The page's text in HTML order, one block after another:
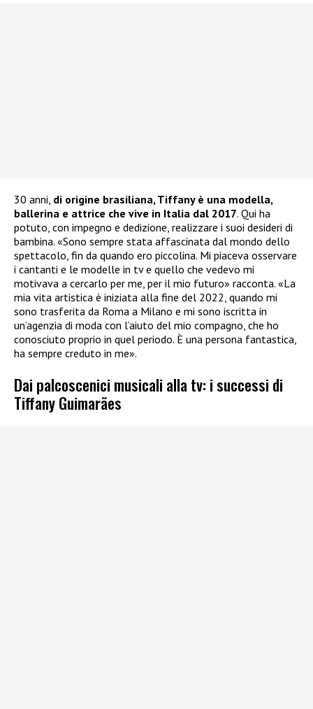
30 anni, di origine brasiliana, Tiffany è una modella,
ballerina e attrice che vive in Italia dal 2017. Qui ha
potuto, con impegno e dedizione, realizzare i suoi desideri di
bambina. «Sono sempre stata affascinata dal mondo dello
spettacolo, fin da quando ero piccolina. Mi piaceva osservare
i cantanti e le modelle in tv e quello che vedevo mi
motivava a cercarlo per me, per il mio futuro» racconta. «La
mia vita artistica è iniziata alla fine del 2022, quando mi
sono trasferita da Roma a Milano e mi sono iscritta in
un’agenzia di moda con l’aiuto del mio compagno, che ho
conosciuto proprio in quel periodo. È una persona fantastica,
ha sempre creduto in me».
Dai palcoscenici musicali alla tv: i successi di
Tiffany Guimarães